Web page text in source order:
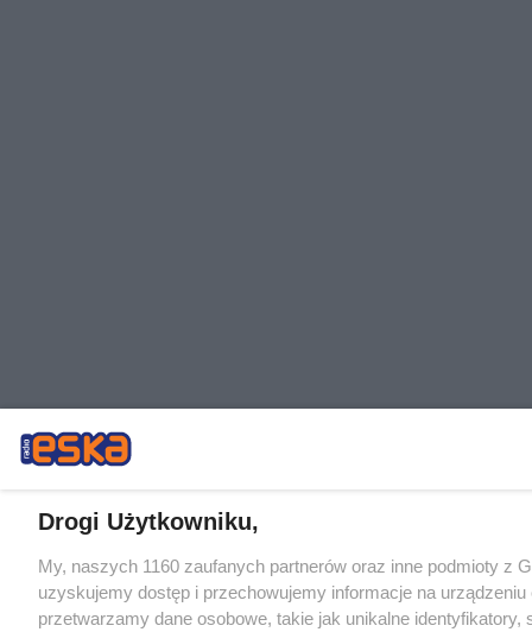
Drogi Użytkowniku,
My, naszych 1160 zaufanych partnerów oraz inne podmioty z
uzyskujemy dostęp i przechowujemy informacje na urządzeniu
przetwarzamy dane osobowe, takie jak unikalne identyfikatory,